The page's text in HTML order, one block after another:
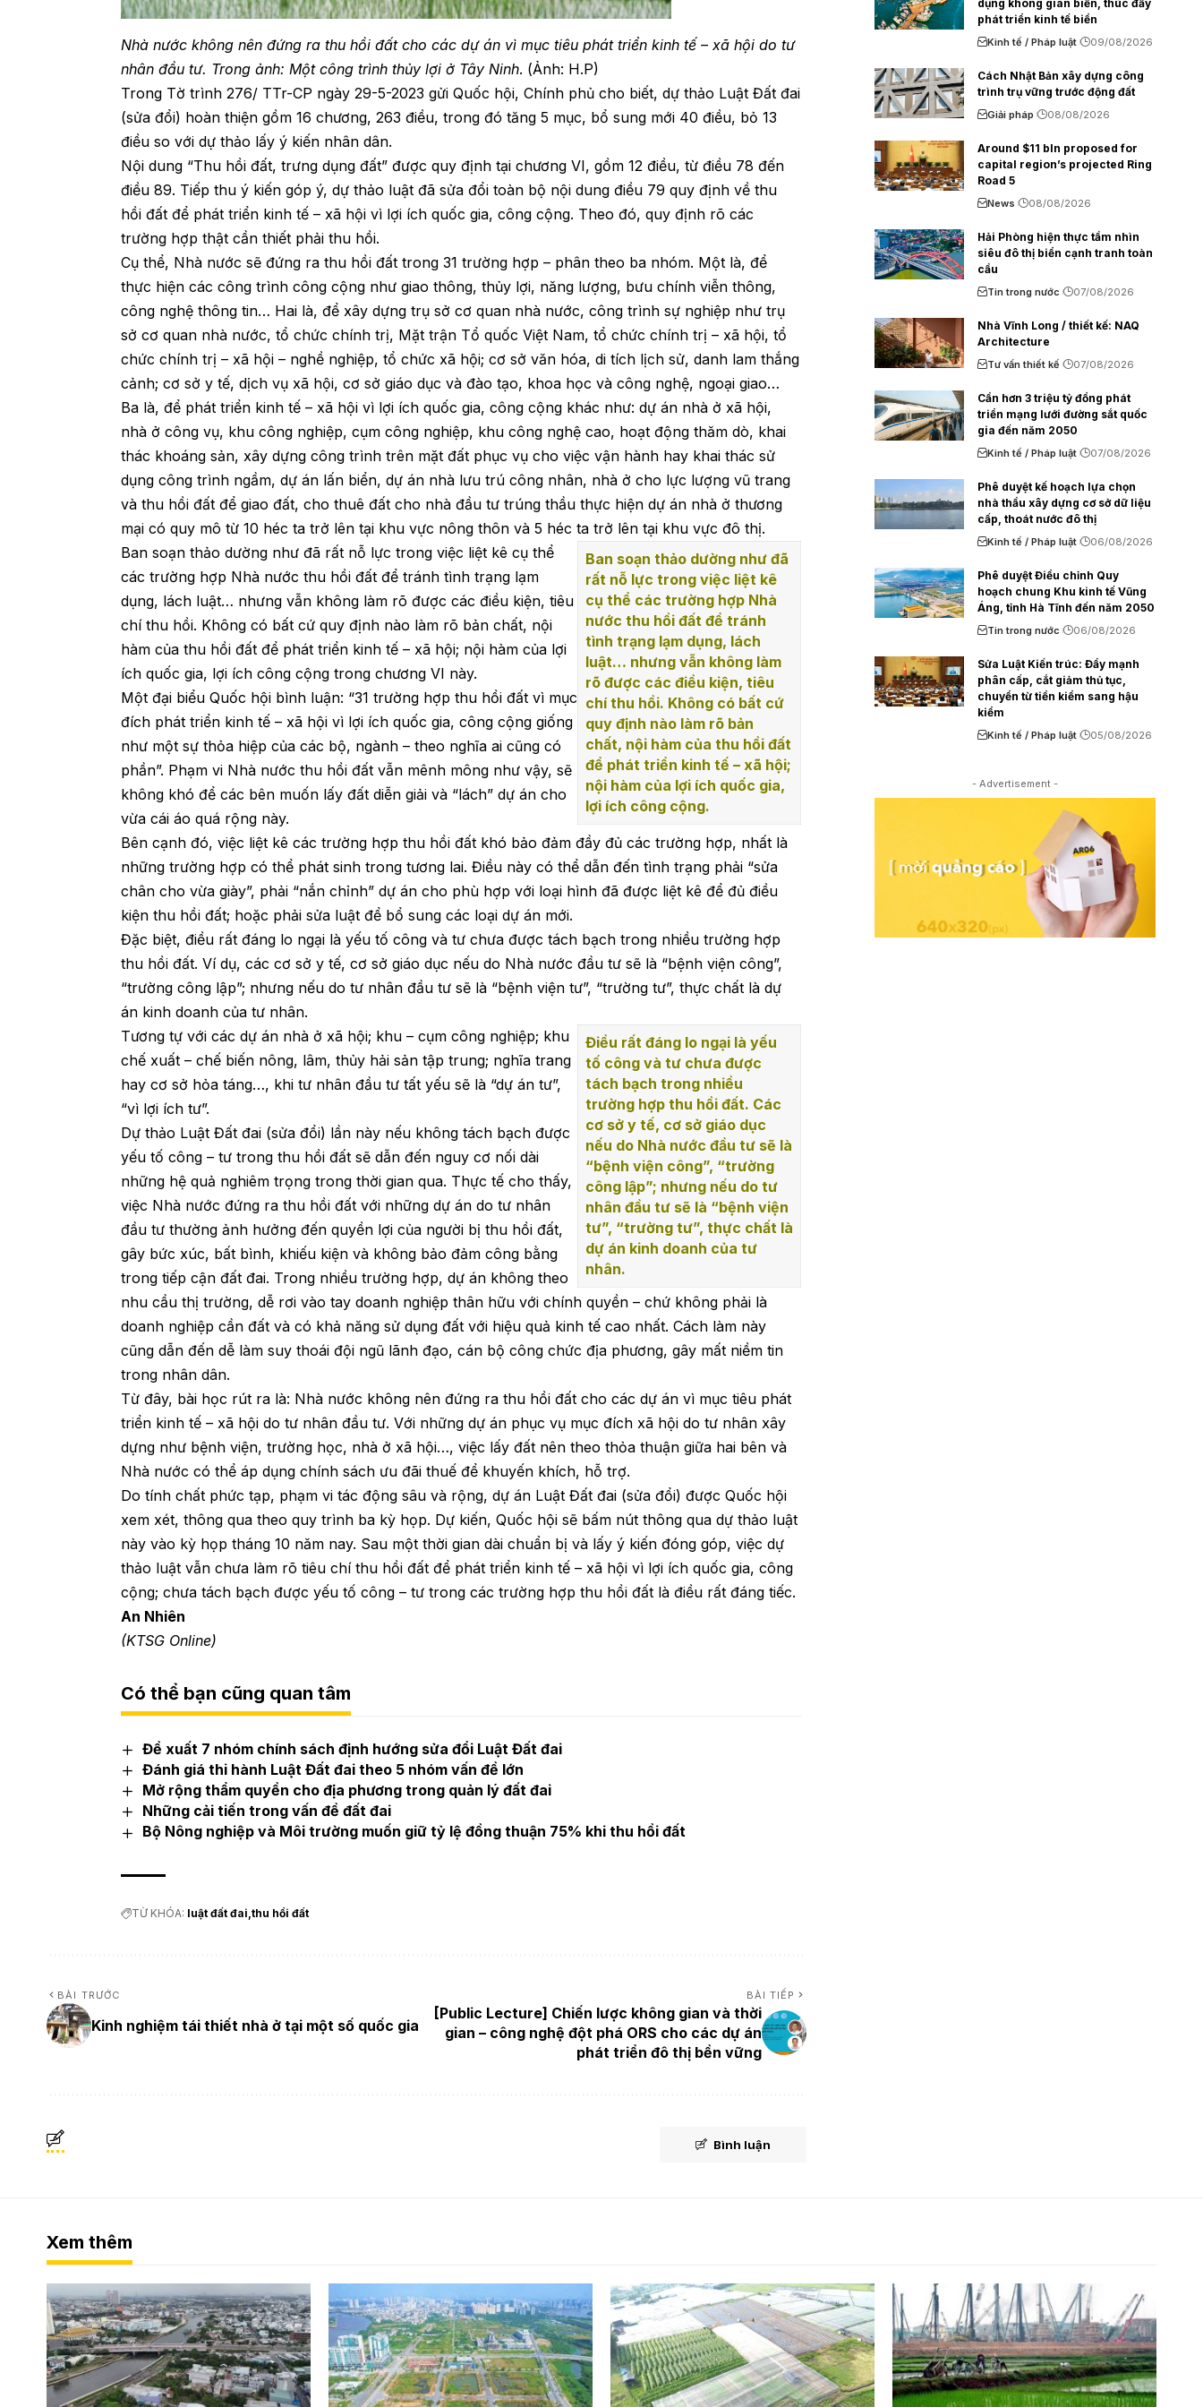
Nhà nước không nên đứng ra thu hồi đất cho các dự án vì mục tiêu phát triển kinh tế – xã hội do tư
nhân đầu tư. Trong ảnh: Một công trình thủy lợi ở Tây Ninh. (Ảnh: H.P)
Trong Tờ trình 276/ TTr-CP ngày 29-5-2023 gửi Quốc hội, Chính phủ cho biết, dự thảo Luật Đất đai
(sửa đổi) hoàn thiện gồm 16 chương, 263 điều, trong đó tăng 5 mục, bổ sung mới 40 điều, bỏ 13
điều so với dự thảo lấy ý kiến nhân dân.
Nội dung “Thu hồi đất, trưng dụng đất” được quy định tại chương VI, gồm 12 điều, từ điều 78 đến
điều 89. Tiếp thu ý kiến góp ý, dự thảo luật đã sửa đổi toàn bộ nội dung điều 79 quy định về thu
hồi đất để phát triển kinh tế – xã hội vì lợi ích quốc gia, công cộng. Theo đó, quy định rõ các
trường hợp thật cần thiết phải thu hồi.
Cụ thể, Nhà nước sẽ đứng ra thu hồi đất trong 31 trường hợp – phân theo ba nhóm. Một là, để
thực hiện các công trình công cộng như giao thông, thủy lợi, năng lượng, bưu chính viễn thông,
công nghệ thông tin… Hai là, để xây dựng trụ sở cơ quan nhà nước, công trình sự nghiệp như trụ
sở cơ quan nhà nước, tổ chức chính trị, Mặt trận Tổ quốc Việt Nam, tổ chức chính trị – xã hội, tổ
chức chính trị – xã hội – nghề nghiệp, tổ chức xã hội; cơ sở văn hóa, di tích lịch sử, danh lam thắng
cảnh; cơ sở y tế, dịch vụ xã hội, cơ sở giáo dục và đào tạo, khoa học và công nghệ, ngoại giao…
Ba là, để phát triển kinh tế – xã hội vì lợi ích quốc gia, công cộng khác như: dự án nhà ở xã hội,
nhà ở công vụ, khu công nghiệp, cụm công nghiệp, khu công nghệ cao, hoạt động thăm dò, khai
thác khoáng sản, xây dựng công trình trên mặt đất phục vụ cho việc vận hành hay khai thác sử
dụng công trình ngầm, dự án lấn biển, dự án nhà lưu trú công nhân, nhà ở cho lực lượng vũ trang
và thu hồi đất để giao đất, cho thuê đất cho nhà đầu tư trúng thầu thực hiện dự án nhà ở thương
mại có quy mô từ 10 héc ta trở lên tại khu vực nông thôn và 5 héc ta trở lên tại khu vực đô thị.
Ban soạn thảo dường như đã
rất nỗ lực trong việc liệt kê
cụ thể các trường hợp Nhà
nước thu hồi đất để tránh
tình trạng lạm dụng, lách
luật… nhưng vẫn không làm
rõ được các điều kiện, tiêu
chí thu hồi. Không có bất cứ
quy định nào làm rõ bản
chất, nội hàm của thu hồi đất
để phát triển kinh tế – xã hội;
nội hàm của lợi ích quốc gia,
lợi ích công cộng.
Ban soạn thảo dường như đã rất nỗ lực trong việc liệt kê cụ thể
các trường hợp Nhà nước thu hồi đất để tránh tình trạng lạm
dụng, lách luật… nhưng vẫn không làm rõ được các điều kiện, tiêu
chí thu hồi. Không có bất cứ quy định nào làm rõ bản chất, nội
hàm của thu hồi đất để phát triển kinh tế – xã hội; nội hàm của lợi
ích quốc gia, lợi ích công cộng trong chương VI này.
Một đại biểu Quốc hội bình luận: “31 trường hợp thu hồi đất vì mục
đích phát triển kinh tế – xã hội vì lợi ích quốc gia, công cộng giống
như một sự thỏa hiệp của các bộ, ngành – theo nghĩa ai cũng có
phần”. Phạm vi Nhà nước thu hồi đất vẫn mênh mông như vậy, sẽ
không khó để các bên muốn lấy đất diễn giải và “lách” dự án cho
vừa cái áo quá rộng này.
Bên cạnh đó, việc liệt kê các trường hợp thu hồi đất khó bảo đảm đầy đủ các trường hợp, nhất là
những trường hợp có thể phát sinh trong tương lai. Điều này có thể dẫn đến tình trạng phải “sửa
chân cho vừa giày”, phải “nắn chỉnh” dự án cho phù hợp với loại hình đã được liệt kê để đủ điều
kiện thu hồi đất; hoặc phải sửa luật để bổ sung các loại dự án mới.
Đặc biệt, điều rất đáng lo ngại là yếu tố công và tư chưa được tách bạch trong nhiều trường hợp
thu hồi đất. Ví dụ, các cơ sở y tế, cơ sở giáo dục nếu do Nhà nước đầu tư sẽ là “bệnh viện công”,
“trường công lập”; nhưng nếu do tư nhân đầu tư sẽ là “bệnh viện tư”, “trường tư”, thực chất là dự
án kinh doanh của tư nhân.
Điều rất đáng lo ngại là yếu
tố công và tư chưa được
tách bạch trong nhiều
trường hợp thu hồi đất. Các
cơ sở y tế, cơ sở giáo dục
nếu do Nhà nước đầu tư sẽ là
“bệnh viện công”, “trường
công lập”; nhưng nếu do tư
nhân đầu tư sẽ là “bệnh viện
tư”, “trường tư”, thực chất là
dự án kinh doanh của tư
nhân.
Tương tự với các dự án nhà ở xã hội; khu – cụm công nghiệp; khu
chế xuất – chế biến nông, lâm, thủy hải sản tập trung; nghĩa trang
hay cơ sở hỏa táng…, khi tư nhân đầu tư tất yếu sẽ là “dự án tư”,
“vì lợi ích tư”.
Dự thảo Luật Đất đai (sửa đổi) lần này nếu không tách bạch được
yếu tố công – tư trong thu hồi đất sẽ dẫn đến nguy cơ nối dài
những hệ quả nghiêm trọng trong thời gian qua. Thực tế cho thấy,
việc Nhà nước đứng ra thu hồi đất với những dự án do tư nhân
đầu tư thường ảnh hưởng đến quyền lợi của người bị thu hồi đất,
gây bức xúc, bất bình, khiếu kiện và không bảo đảm công bằng
trong tiếp cận đất đai. Trong nhiều trường hợp, dự án không theo
nhu cầu thị trường, dễ rơi vào tay doanh nghiệp thân hữu với chính quyền – chứ không phải là
doanh nghiệp cần đất và có khả năng sử dụng đất với hiệu quả kinh tế cao nhất. Cách làm này
cũng dẫn đến dễ làm suy thoái đội ngũ lãnh đạo, cán bộ công chức địa phương, gây mất niềm tin
trong nhân dân.
Từ đây, bài học rút ra là: Nhà nước không nên đứng ra thu hồi đất cho các dự án vì mục tiêu phát
triển kinh tế – xã hội do tư nhân đầu tư. Với những dự án phục vụ mục đích xã hội do tư nhân xây
dựng như bệnh viện, trường học, nhà ở xã hội…, việc lấy đất nên theo thỏa thuận giữa hai bên và
Nhà nước có thể áp dụng chính sách ưu đãi thuế để khuyến khích, hỗ trợ.
Do tính chất phức tạp, phạm vi tác động sâu và rộng, dự án Luật Đất đai (sửa đổi) được Quốc hội
xem xét, thông qua theo quy trình ba kỳ họp. Dự kiến, Quốc hội sẽ bấm nút thông qua dự thảo luật
này vào kỳ họp tháng 10 năm nay. Sau một thời gian dài chuẩn bị và lấy ý kiến đóng góp, việc dự
thảo luật vẫn chưa làm rõ tiêu chí thu hồi đất để phát triển kinh tế – xã hội vì lợi ích quốc gia, công
cộng; chưa tách bạch được yếu tố công – tư trong các trường hợp thu hồi đất là điều rất đáng tiếc.
An Nhiên
(KTSG Online)
Có thể bạn cũng quan tâm
Đề xuất 7 nhóm chính sách định hướng sửa đổi Luật Đất đai
Đánh giá thi hành Luật Đất đai theo 5 nhóm vấn đề lớn
Mở rộng thẩm quyền cho địa phương trong quản lý đất đai
Những cải tiến trong vấn đề đất đai
Bộ Nông nghiệp và Môi trường muốn giữ tỷ lệ đồng thuận 75% khi thu hồi đất
TỪ KHÓA: luật đất đai thu hồi đất
BÀI TRƯỚC
Kinh nghiệm tái thiết nhà ở tại một số quốc gia
BÀI TIẾP
[Public Lecture] Chiến lược không gian và thời
gian – công nghệ đột phá ORS cho các dự án
phát triển đô thị bền vững
Bình luận
dụng không gian biển, thúc đẩy
phát triển kinh tế biển
Kinh tế / Pháp luật 09/08/2026
Cách Nhật Bản xây dựng công
trình trụ vững trước động đất
Giải pháp 08/08/2026
Around $11 bln proposed for
capital region’s projected Ring
Road 5
News 08/08/2026
Hải Phòng hiện thực tầm nhìn
siêu đô thị biển cạnh tranh toàn
cầu
Tin trong nước 07/08/2026
Nhà Vĩnh Long / thiết kế: NAQ
Architecture
Tư vấn thiết kế 07/08/2026
Cần hơn 3 triệu tỷ đồng phát
triển mạng lưới đường sắt quốc
gia đến năm 2050
Kinh tế / Pháp luật 07/08/2026
Phê duyệt kế hoạch lựa chọn
nhà thầu xây dựng cơ sở dữ liệu
cấp, thoát nước đô thị
Kinh tế / Pháp luật 06/08/2026
Phê duyệt Điều chỉnh Quy
hoạch chung Khu kinh tế Vũng
Áng, tỉnh Hà Tĩnh đến năm 2050
Tin trong nước 06/08/2026
Sửa Luật Kiến trúc: Đẩy mạnh
phân cấp, cắt giảm thủ tục,
chuyển từ tiền kiểm sang hậu
kiểm
Kinh tế / Pháp luật 05/08/2026
- Advertisement -
Xem thêm